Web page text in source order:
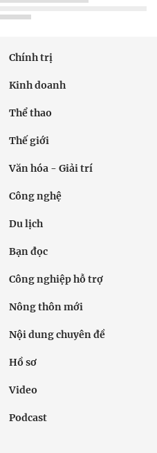
Chính trị
Kinh doanh
Thể thao
Thế giới
Văn hóa - Giải trí
Công nghệ
Du lịch
Bạn đọc
Công nghiệp hỗ trợ
Nông thôn mới
Nội dung chuyên đề
Hồ sơ
Video
Podcast